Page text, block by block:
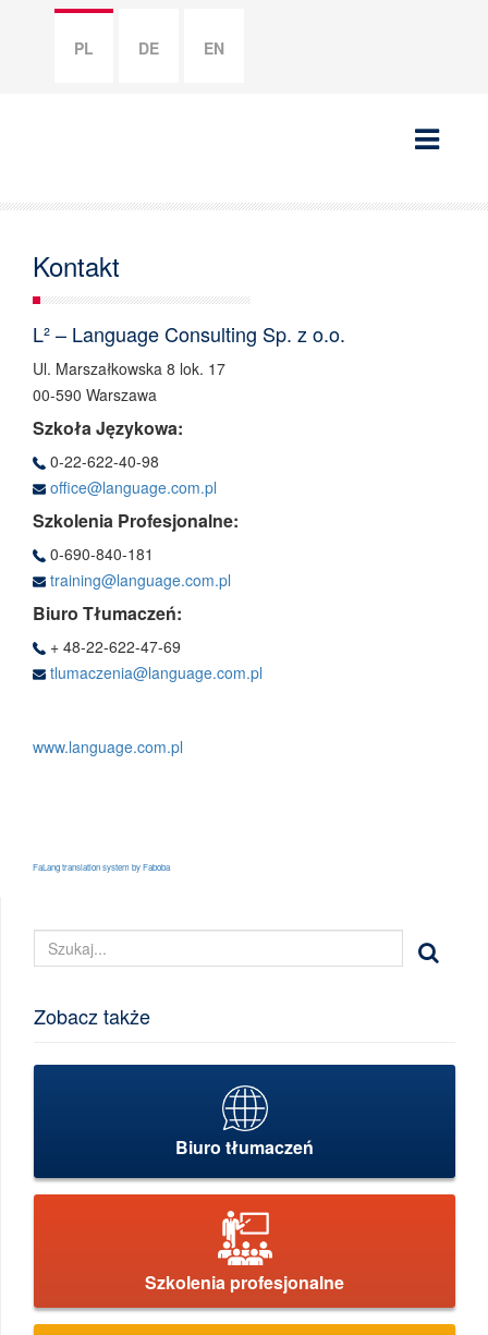
PL DE EN
Kontakt
L² – Language Consulting Sp. z o.o.
Ul. Marszałkowska 8 lok. 17
00-590 Warszawa
Szkoła Językowa:
0-22-622-40-98
office@language.com.pl
Szkolenia Profesjonalne:
0-690-840-181
training@language.com.pl
Biuro Tłumaczeń:
+ 48-22-622-47-69
tlumaczenia@language.com.pl
www.language.com.pl
FaLang translation system by Faboba
Zobacz także
Biuro tłumaczeń
Szkolenia profesjonalne